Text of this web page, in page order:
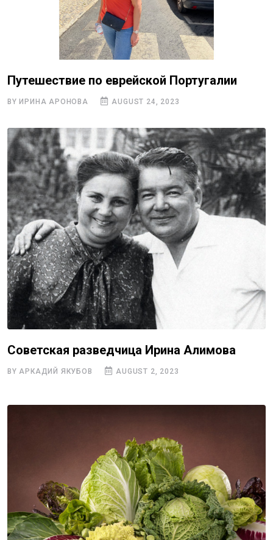
Путешествие по еврейской Португалии
BY ИРИНА АРОНОВА AUGUST 24, 2023
Советская разведчица Ирина Алимова
BY АРКАДИЙ ЯКУБОВ AUGUST 2, 2023